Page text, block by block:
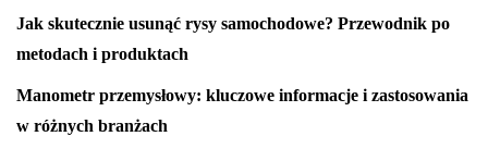
Jak skutecznie usunąć rysy samochodowe? Przewodnik po
metodach i produktach
Manometr przemysłowy: kluczowe informacje i zastosowania
w różnych branżach